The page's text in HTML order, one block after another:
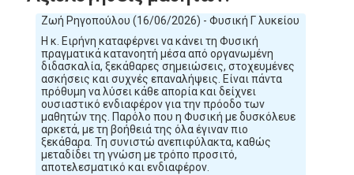
Ζωή Ρηγοπούλου (16/06/2026) - Φυσική Γ λυκείου
Η κ. Ειρήνη καταφέρνει να κάνει τη Φυσική
πραγματικά κατανοητή μέσα από οργανωμένη
διδασκαλία, ξεκάθαρες σημειώσεις, στοχευμένες
ασκήσεις και συχνές επαναλήψεις. Είναι πάντα
πρόθυμη να λύσει κάθε απορία και δείχνει
ουσιαστικό ενδιαφέρον για την πρόοδο των
μαθητών της. Παρόλο που η Φυσική με δυσκόλευε
αρκετά, με τη βοήθειά της όλα έγιναν πιο
ξεκάθαρα. Τη συνιστώ ανεπιφύλακτα, καθώς
μεταδίδει τη γνώση με τρόπο προσιτό,
αποτελεσματικό και ενδιαφέρον.